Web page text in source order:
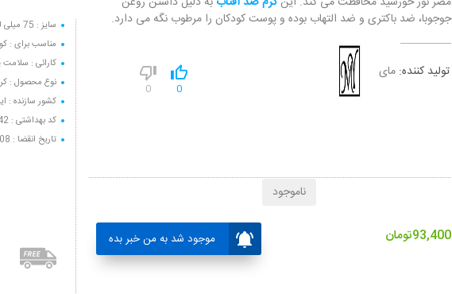
سایز : 75 میلی لیتر
مناسب برای :
کارائی :
نوع محصول :
کشور سازنده :
کد بهداشتی : 9906167096880342
تاریخ انقضا : 2023/08
جوجوبا، ضد باکتری و ضد التهاب بوده و پوست کودکان را مرطوب نگه می دارد.
تولید کننده: مای
0
0
93,400تومان موجود شد به من خبر بده
ناموجود